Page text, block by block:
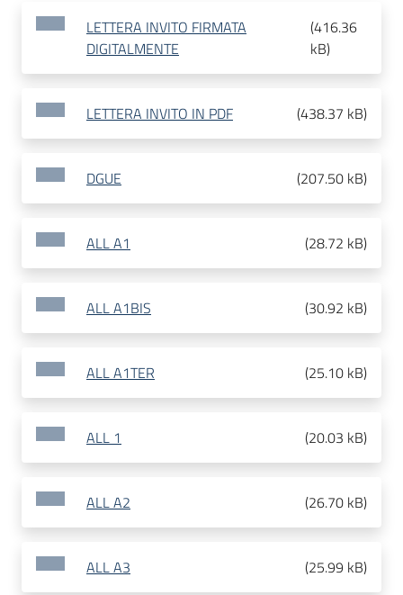
LETTERA INVITO FIRMATA
DIGITALMENTE
(416.36
kB)
LETTERA INVITO IN PDF (438.37 kB)
DGUE (207.50 kB)
ALL A1 (28.72 kB)
ALL A1BIS (30.92 kB)
ALL A1TER (25.10 kB)
ALL 1 (20.03 kB)
ALL A2 (26.70 kB)
ALL A3 (25.99 kB)